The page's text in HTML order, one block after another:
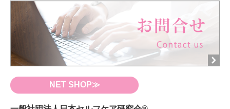
NET SHOP≫